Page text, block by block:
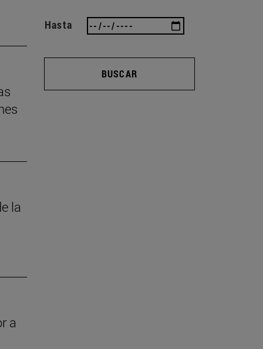
la
a
Hasta
BUSCAR